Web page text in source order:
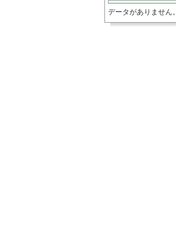
データがありません。